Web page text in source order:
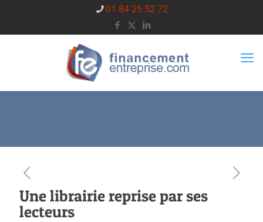
01 84 25 52 72
Une librairie reprise par ses
lecteurs